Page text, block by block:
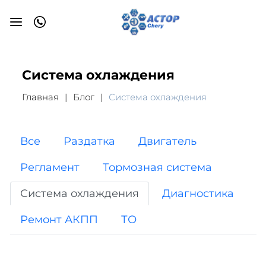
Система охлаждения
Главная Блог Система охлаждения
Все Раздатка
Двигатель
Регламент
Тормозная система
Система охлаждения
Диагностика
Ремонт АКПП
ТО